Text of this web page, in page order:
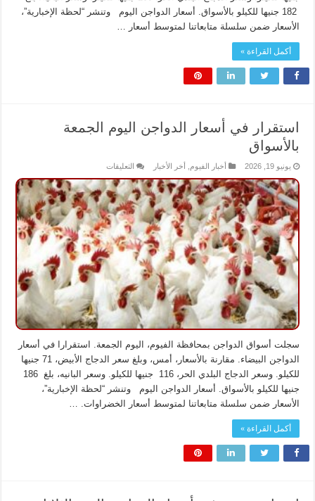
182 جنيها للكيلو بالأسواق. أسعار الدواجن اليوم وتنشر “لحظة الإخبارية”،
الأسعار ضمن سلسلة متابعاتنا لمتوسط أسعار …
أكمل القراءة »
استقرار في أسعار الدواجن اليوم الجمعة
بالأسواق
يونيو 19, 2026 أخبار الفيوم أخر الأخبار التعليقاتعلى
في
أسعار
الدواجن
اليوم
الجمعة
بالأسواق
مغلقة
سجلت أسواق الدواجن بمحافظة الفيوم، اليوم الجمعة. استقرارا في أسعار
الدواجن البيضاء. مقارنة بالأسعار، أمس، وبلغ سعر الدجاج الأبيض، 71 جنيها
للكيلو. وسعر الدجاج البلدي الحر، 116 جنيها للكيلو. وسعر البانيه، بلغ 186
جنيها للكيلو بالأسواق. أسعار الدواجن اليوم وتنشر “لحظة الإخبارية”،
الأسعار ضمن سلسلة متابعاتنا لمتوسط أسعار الخضراوات. …
أكمل القراءة »